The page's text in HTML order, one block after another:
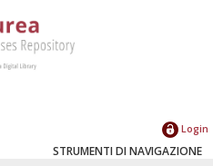
Login
STRUMENTI DI NAVIGAZIONE